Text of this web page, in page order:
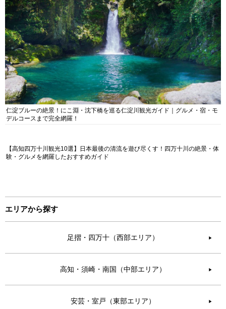
仁淀ブルーの絶景！にこ淵・沈下橋を巡る仁淀川観光ガイド｜グルメ・宿・モ
デルコースまで完全網羅！
【高知四万十川観光10選】日本最後の清流を遊び尽くす！四万十川の絶景・体
験・グルメを網羅したおすすめガイド
エリアから探す
足摺・四万十（西部エリア） ▶︎
高知・須崎・南国（中部エリア） ▶︎
安芸・室戸（東部エリア） ▶︎